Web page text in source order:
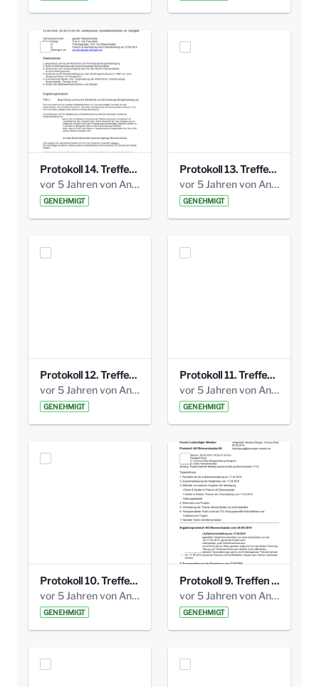
Protokoll 14. Treffen 20160613 AG Bismarckplatz.pdf
vor 5 Jahren von Anni Schlumberger
GENEHMIGT
Protokoll 13. Treffen 20151130 AG Bismarckplatz.pdf
vor 5 Jahren von Anni Schlumberger
GENEHMIGT
Protokoll 12. Treffen 20150921 AG Bismarckplatz.pdf
vor 5 Jahren von Anni Schlumberger
GENEHMIGT
Protokoll 11. Treffen 20150901 AG Bismarckplatz.pdf
vor 5 Jahren von Anni Schlumberger
GENEHMIGT
Protokoll 10. Treffen 20150720 AG Bismarckplatz.pdf
vor 5 Jahren von Anni Schlumberger
GENEHMIGT
Protokoll 9. Treffen 20150528 AG Bismarckplatz.pdf
vor 5 Jahren von Anni Schlumberger
GENEHMIGT